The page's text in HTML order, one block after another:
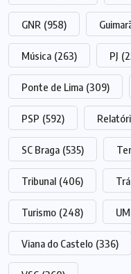
GNR (958)
Música (263) PJ
Ponte de Lima (309)
PSP (592)
SC Braga (535)
Tribunal (406)
Turismo (248)
Viana do Castelo (336)